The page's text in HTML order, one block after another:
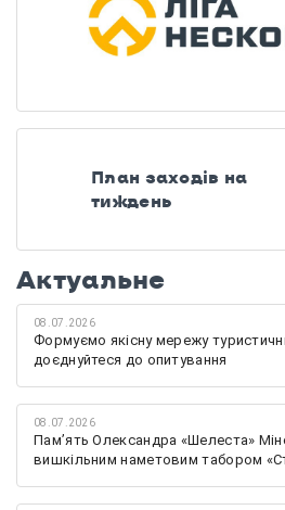
План заходів на
тиждень
Актуальне
08.07.2026
Формуємо якісну мережу
доєднуйтеся до опитування
08.07.2026
Памʼять Олександра «Шелеста»
вишкільним наметовим табором